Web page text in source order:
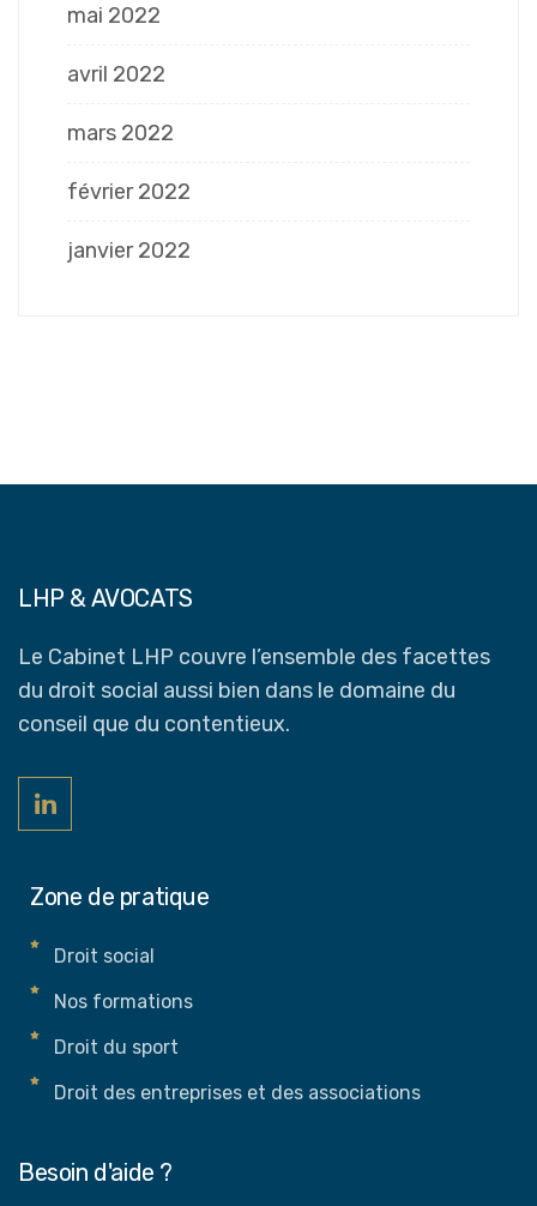
mai 2022
avril 2022
mars 2022
février 2022
janvier 2022
LHP & AVOCATS
Le Cabinet LHP couvre l’ensemble des facettes
du droit social aussi bien dans le domaine du
conseil que du contentieux.
Zone de pratique
Droit social
Nos formations
Droit du sport
Droit des entreprises et des associations
Besoin d'aide ?